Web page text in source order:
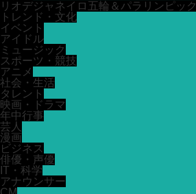
リオデジャネイロ五輪＆パラリンピック
トレンド・文化
イベント
アイドル
ミュージック
スポーツ・競技
アニメ
社会・生活
タレント
映画・ドラマ
年中行事
芸人
漫画
ビジネス
俳優・声優
IT・科学
アナウンサー